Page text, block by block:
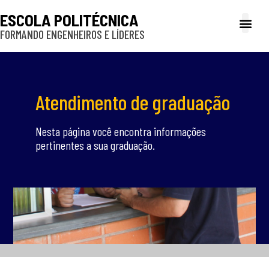
ESCOLA POLITÉCNICA
FORMANDO ENGENHEIROS E LÍDERES
Atendimento de graduação
Nesta página você encontra informações
pertinentes a sua graduação.